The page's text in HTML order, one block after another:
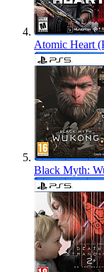
Atomic Heart
Black Myth: